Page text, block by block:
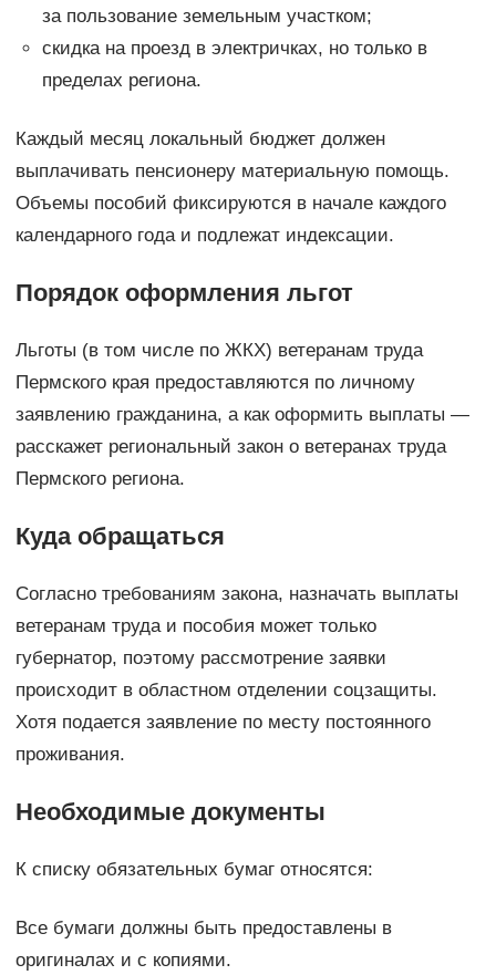
за пользование земельным участком;
скидка на проезд в электричках, но только в
пределах региона.
Каждый месяц локальный бюджет должен
выплачивать пенсионеру материальную помощь.
Объемы пособий фиксируются в начале каждого
календарного года и подлежат индексации.
Порядок оформления льгот
Льготы (в том числе по ЖКХ) ветеранам труда
Пермского края предоставляются по личному
заявлению гражданина, а как оформить выплаты —
расскажет региональный закон о ветеранах труда
Пермского региона.
Куда обращаться
Согласно требованиям закона, назначать выплаты
ветеранам труда и пособия может только
губернатор, поэтому рассмотрение заявки
происходит в областном отделении соцзащиты.
Хотя подается заявление по месту постоянного
проживания.
Необходимые документы
К списку обязательных бумаг относятся:
Все бумаги должны быть предоставлены в
оригиналах и с копиями.